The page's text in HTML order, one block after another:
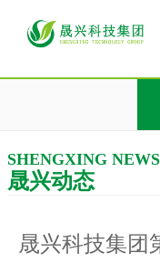
SHENGXING NEWS
晟兴动态
晟兴科技集团